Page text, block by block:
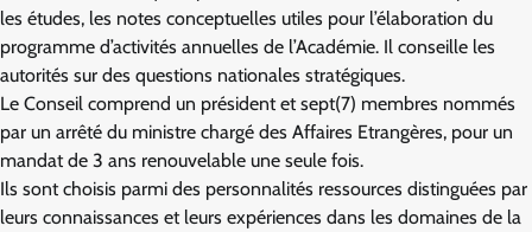
les études, les notes conceptuelles utiles pour l’élaboration du
programme d’activités annuelles de l’Académie. Il conseille les
autorités sur des questions nationales stratégiques.
Le Conseil comprend un président et sept(7) membres nommés
par un arrêté du ministre chargé des Affaires Etrangères, pour un
mandat de 3 ans renouvelable une seule fois.
Ils sont choisis parmi des personnalités ressources distinguées par
leurs connaissances et leurs expériences dans les domaines de la